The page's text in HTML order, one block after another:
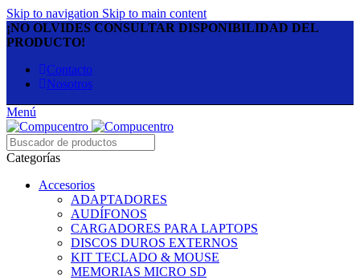
Skip to navigation Skip to main content
¡NO OLVIDES CONSULTAR DISPONIBILIDAD DEL
PRODUCTO!
Contacto
Nosotros
Menú
Categorías
Accesorios
ADAPTADORES
AUDÍFONOS
CARGADORES PARA LAPTOPS
DISCOS DUROS EXTERNOS
KIT TECLADO & MOUSE
MEMORIAS MICRO SD